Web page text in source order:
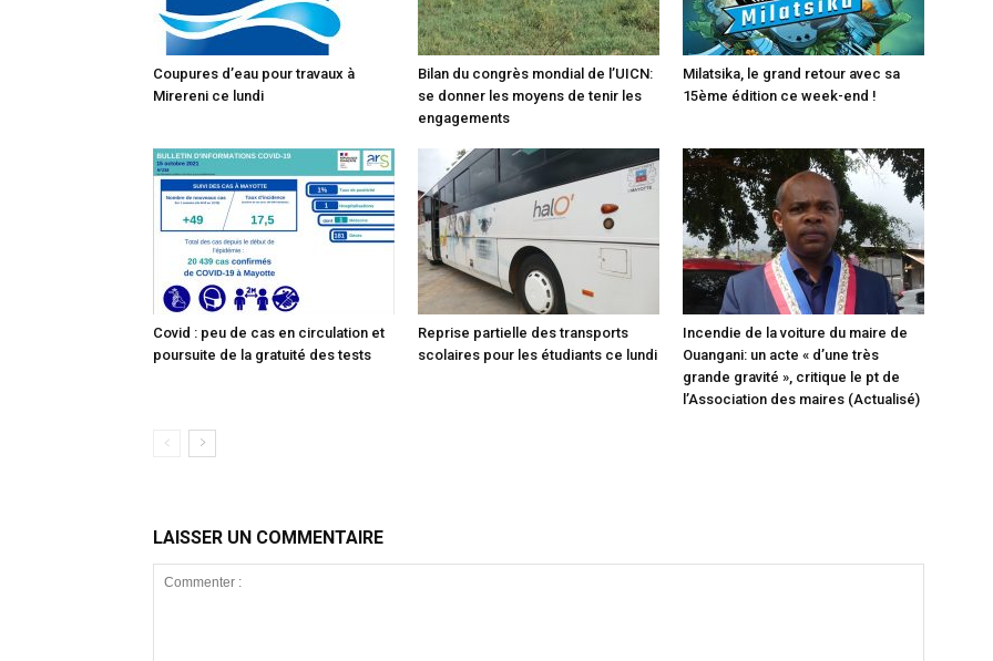
Coupures d’eau pour travaux à
Mirereni ce lundi
Bilan du congrès mondial de l’UICN:
se donner les moyens de tenir les
engagements
Milatsika, le grand retour avec sa
15ème édition ce week-end !
Covid : peu de cas en circulation et
poursuite de la gratuité des tests
Reprise partielle des transports
scolaires pour les étudiants ce lundi
Incendie de la voiture du maire de
Ouangani: un acte « d’une très
grande gravité », critique le pt de
l’Association des maires (Actualisé)
LAISSER UN COMMENTAIRE